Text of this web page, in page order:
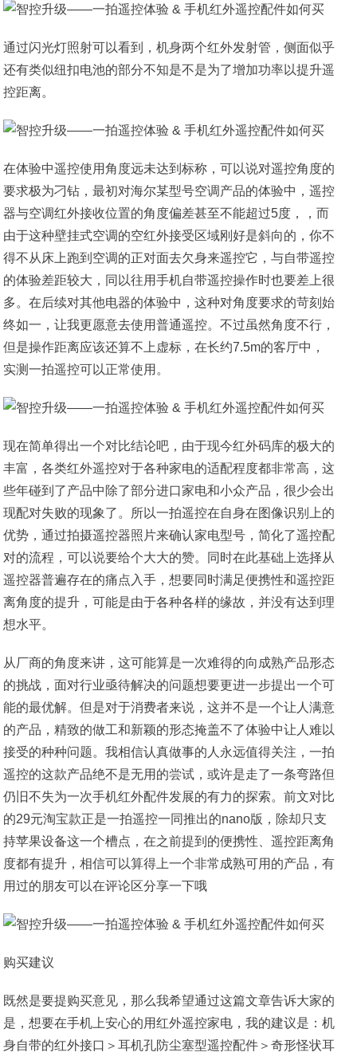
通过闪光灯照射可以看到，机身两个红外发射管，侧面似乎
还有类似纽扣电池的部分不知是不是为了增加功率以提升遥
控距离。
在体验中遥控使用角度远未达到标称，可以说对遥控角度的
要求极为刁钻，最初对海尔某型号空调产品的体验中，遥控
器与空调红外接收位置的角度偏差甚至不能超过5度，，而
由于这种壁挂式空调的空红外接受区域刚好是斜向的，你不
得不从床上跑到空调的正对面去欠身来遥控它，与自带遥控
的体验差距较大，同以往用手机自带遥控操作时也要差上很
多。在后续对其他电器的体验中，这种对角度要求的苛刻始
终如一，让我更愿意去使用普通遥控。不过虽然角度不行，
但是操作距离应该还算不上虚标，在长约7.5m的客厅中，
实测一拍遥控可以正常使用。
现在简单得出一个对比结论吧，由于现今红外码库的极大的
丰富，各类红外遥控对于各种家电的适配程度都非常高，这
些年碰到了产品中除了部分进口家电和小众产品，很少会出
现配对失败的现象了。所以一拍遥控在自身在图像识别上的
优势，通过拍摄遥控器照片来确认家电型号，简化了遥控配
对的流程，可以说要给个大大的赞。同时在此基础上选择从
遥控器普遍存在的痛点入手，想要同时满足便携性和遥控距
离角度的提升，可能是由于各种各样的缘故，并没有达到理
想水平。
从厂商的角度来讲，这可能算是一次难得的向成熟产品形态
的挑战，面对行业亟待解决的问题想要更进一步提出一个可
能的最优解。但是对于消费者来说，这并不是一个让人满意
的产品，精致的做工和新颖的形态掩盖不了体验中让人难以
接受的种种问题。我相信认真做事的人永远值得关注，一拍
遥控的这款产品绝不是无用的尝试，或许是走了一条弯路但
仍旧不失为一次手机红外配件发展的有力的探索。前文对比
的29元淘宝款正是一拍遥控一同推出的nano版，除却只支
持苹果设备这一个槽点，在之前提到的便携性、遥控距离角
度都有提升，相信可以算得上一个非常成熟可用的产品，有
用过的朋友可以在评论区分享一下哦
购买建议
既然是要提购买意见，那么我希望通过这篇文章告诉大家的
是，想要在手机上安心的用红外遥控家电，我的建议是：机
身自带的红外接口＞耳机孔防尘塞型遥控配件＞奇形怪状耳